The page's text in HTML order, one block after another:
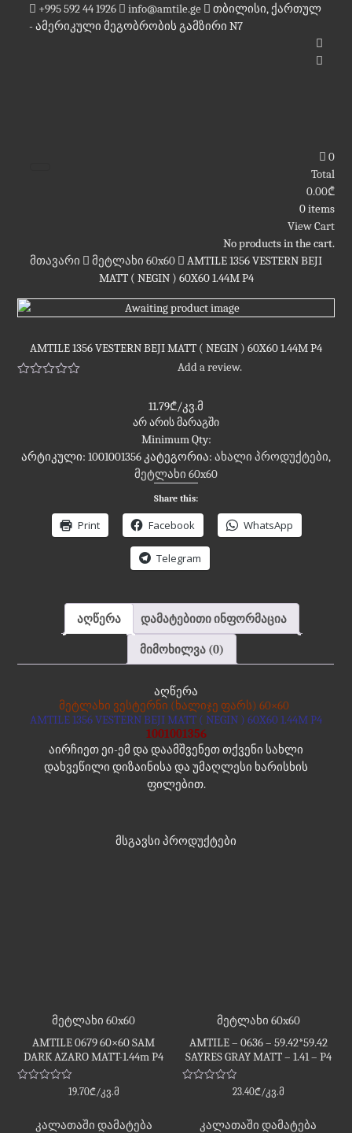
+995 592 44 1926 info@amtile.ge
თბილისი, ქართულ
- ამერიკული მეგობრობის გამზირი N7
0
Total
0.00₾
0 items
View Cart
No products in the cart.
მთავარი
მეტლახი 60x60
AMTILE 1356 VESTERN BEJI
MATT ( NEGIN ) 60X60 1.44M P4
AMTILE 1356 VESTERN BEJI MATT ( NEGIN ) 60X60 1.44M P4
Add a review.
11.79₾/კვ.მ
არ არის მარაგში
Minimum Qty:
არტიკული: 1001001356 კატეგორია: ახალი პროდუქტები,
მეტლახი 60x60
Share this:
Print Facebook WhatsApp
Telegram
აღწერა დამატებითი ინფორმაცია
მიმოხილვა (0)
აღწერა
მეტლახი ვესტერნი (ხალიჯე ფარს) 60×60
AMTILE 1356 VESTERN BEJI MATT ( NEGIN ) 60X60 1.44M P4
1001001356
აირჩიეთ ეი-ემ და დაამშვენეთ თქვენი სახლი
დახვეწილი დიზაინისა და უმაღლესი ხარისხის
ფილებით.
მსგავსი პროდუქტები
მეტლახი 60x60
AMTILE 0679 60×60 SAM
DARK AZARO MATT-1.44m P4
დან
19.70₾/კვ.მ
კალათაში დამატება
მეტლახი 60x60
AMTILE – 0636 – 59.42*59.42
SAYRES GRAY MATT – 1.41 – P4
დან
23.40₾/კვ.მ
კალათაში დამატება